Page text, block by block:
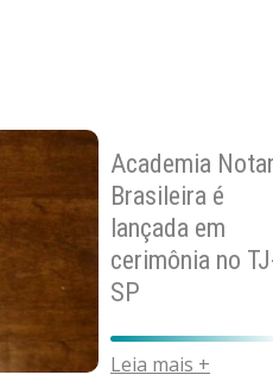
Academia
Brasileira é
lançada em
cerimônia no
SP
Leia mais +